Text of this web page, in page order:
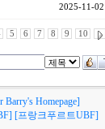
2025-11-02
5 6 7 8 9 10
Barry's Homepage]
[프랑크푸르트UBF]